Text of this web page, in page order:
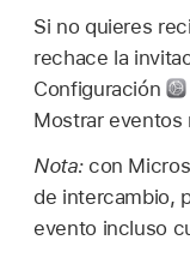
Si no quieres
rechace la
Configuración
Mostrar eventos
Nota: con
de intercambio,
evento incluso